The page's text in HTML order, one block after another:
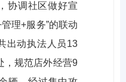
协调社区做好宣
理+服务”的联动
出动执法人员13
，规范店外经营9